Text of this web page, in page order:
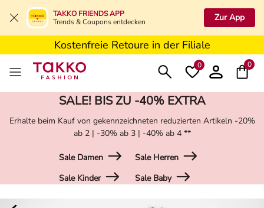
TAKKO FRIENDS APP
Trends & Coupons entdecken
Zur App
5€ Gutschein nach Registrierung*
Kostenfreie Lieferung ab 19,99€ in Deine Filiale
Kostenfreie Retoure in der Filiale
5€ Gutschein nach Registrierung*
0 0
SALE! BIS ZU -40% EXTRA
Erhalte beim Kauf von gekennzeichneten reduzierten Artikeln -20%
ab 2 | -30% ab 3 | -40% ab 4 **
Sale Damen
Sale Herren
Sale Kinder
Sale Baby